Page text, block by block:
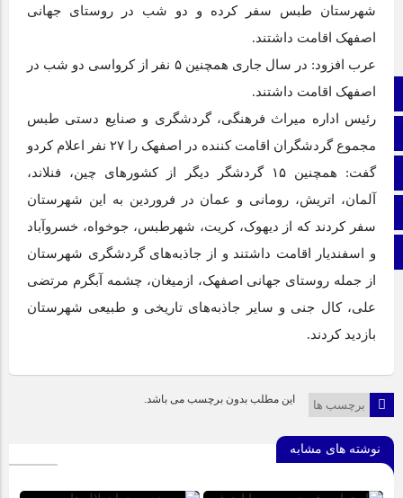
صفحه نخست
اینستاگرام
برو بالا
شهرستان طبس سفر کرده و دو شب در روستای جهانی
اصفهک اقامت داشتند.
عرب افزود: در سال جاری همچنین ۵ نفر از کرواسی دو شب در
اصفهک اقامت داشتند.
رئیس اداره میراث فرهنگی، گردشگری و صنایع دستی طبس
مجموع گردشگران اقامت کننده در اصفهک را ۲۷ نفر اعلام کردو
گفت: همچنین ۱۵ گردشگر دیگر از کشور‌های چین، فنلاند،
آلمان، اتریش، رومانی و عمان در فروردین به این شهرستان
سفر کردند که از دیهوک، کریت، شهرطبس، جوخواه، خسروآباد
و اسفندیار اقامت داشتند و از جاذبه‌های گردشگری شهرستان
از جمله روستای جهانی اصفهک، ازمیغان، چشمه آبگرم مرتضی
علی، کال جنی و سایر جاذبه‌های تاریخی و طبیعی شهرستان
بازدید کردند.
برچسب ها این مطلب بدون برچسب می باشد.
نوشته های مشابه